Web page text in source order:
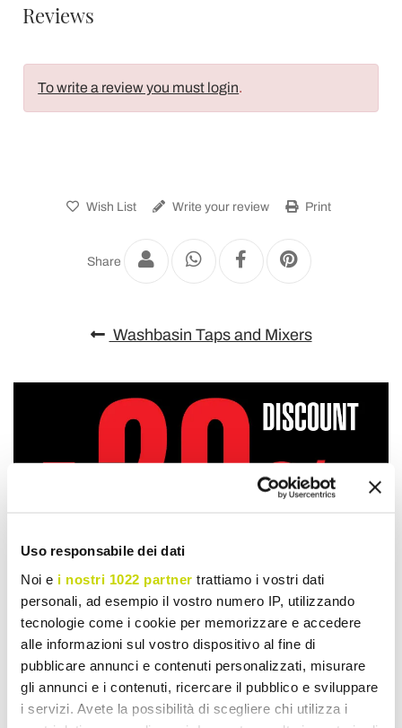
Uso responsabile dei dati
Noi e i nostri 1022 partner trattiamo i vostri dati
personali, ad esempio il vostro numero IP, utilizzando
tecnologie come i cookie per memorizzare e accedere
alle informazioni sul vostro dispositivo al fine di
pubblicare annunci e contenuti personalizzati, misurare
gli annunci e i contenuti, ricercare il pubblico e sviluppare
i servizi. Avete la possibilità di scegliere chi utilizza i
Reviews
To write a review you must login.
Wish List Write your review Print
Share
Washbasin Taps and Mixers